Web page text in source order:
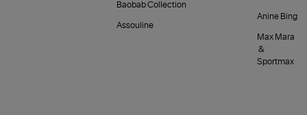
Baobab Collection
Assouline
Anine Bing
Max Mara
&
Sportmax